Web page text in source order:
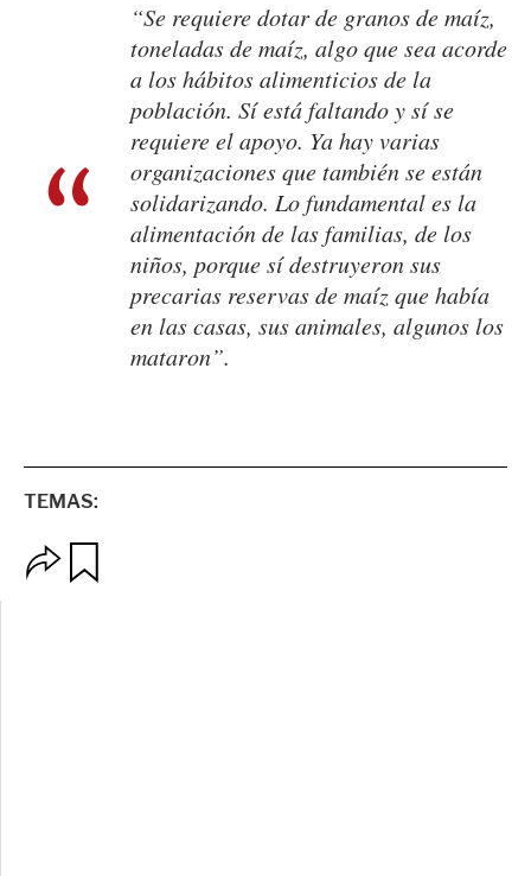
“Se requiere dotar de granos de maíz,
toneladas de maíz, algo que sea acorde
a los hábitos alimenticios de la
población. Sí está faltando y sí se
requiere el apoyo. Ya hay varias
organizaciones que también se están
solidarizando. Lo fundamental es la
alimentación de las familias, de los
niños, porque sí destruyeron sus
precarias reservas de maíz que había
en las casas, sus animales, algunos los
mataron”.
TEMAS: